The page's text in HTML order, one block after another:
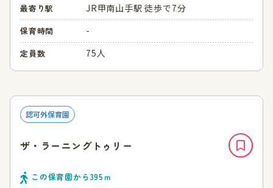
最寄り駅 JR甲南山手駅 徒歩で7分
保育時間 -
定員数 75人
認可外保育園
ザ・ラーニングトゥリー
この保育園から395ｍ